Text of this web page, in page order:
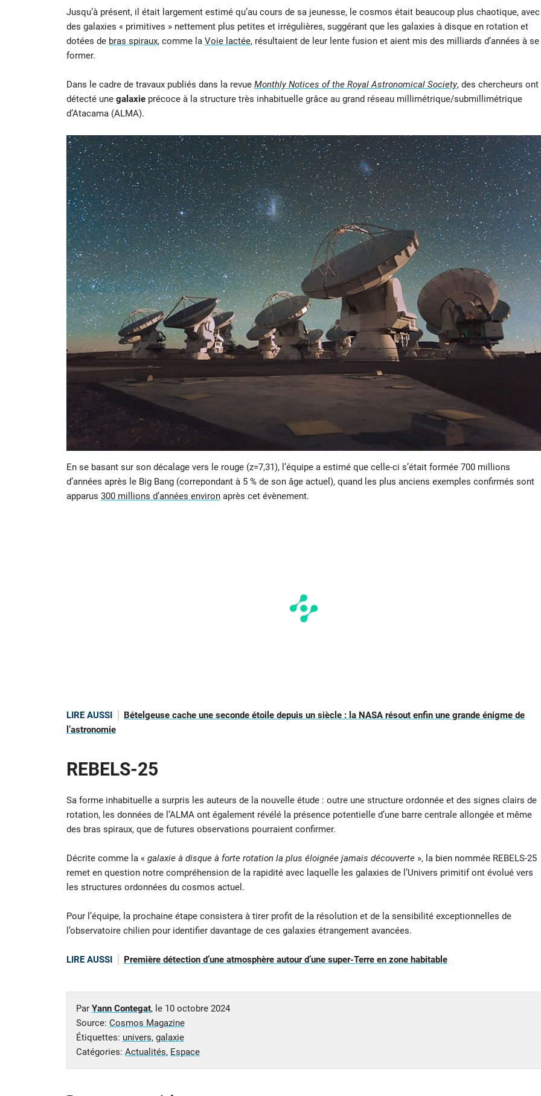
Jusqu’à présent, il était largement estimé qu’au cours de sa jeunesse, le cosmos était beaucoup plus chaotique, avec
des galaxies « primitives » nettement plus petites et irrégulières, suggérant que les galaxies à disque en rotation et
dotées de bras spiraux, comme la Voie lactée, résultaient de leur lente fusion et aient mis des milliards d’années à se
former.
Dans le cadre de travaux publiés dans la revue Monthly Notices of the Royal Astronomical Society, des chercheurs ont
détecté une galaxie précoce à la structure très inhabituelle grâce au grand réseau millimétrique/submillimétrique
d’Atacama (ALMA).
En se basant sur son décalage vers le rouge (z=7,31), l’équipe a estimé que celle-ci s’était formée 700 millions
d’années après le Big Bang (correpondant à 5 % de son âge actuel), quand les plus anciens exemples confirmés sont
apparus 300 millions d’années environaprès cet évènement.
LIRE AUSSI
Bételgeuse cache une seconde étoile depuis un siècle : la NASA résout enfin une grande énigme de
l’astronomie
REBELS-25
Sa forme inhabituelle a surpris les auteurs de la nouvelle étude : outre une structure ordonnée et des signes clairs de
rotation, les données de l’ALMA ont également révélé la présence potentielle d’une barre centrale allongée et même
des bras spiraux, que de futures observations pourraient confirmer.
Décrite comme la « galaxie à disque à forte rotation la plus éloignée jamais découverte», la bien nommée REBELS-25
remet en question notre compréhension de la rapidité avec laquelle les galaxies de l’Univers primitif ont évolué vers
les structures ordonnées du cosmos actuel.
Pour l’équipe, la prochaine étape consistera à tirer profit de la résolution et de la sensibilité exceptionnelles de
l’observatoire chilien pour identifier davantage de ces galaxies étrangement avancées.
LIRE AUSSI Première détection d’une atmosphère autour d’une super-Terre en zone habitable
Par Yann Contegat, le 10 octobre 2024
Source: Cosmos Magazine
Étiquettes: univers, galaxie
Catégories: Actualités, Espace